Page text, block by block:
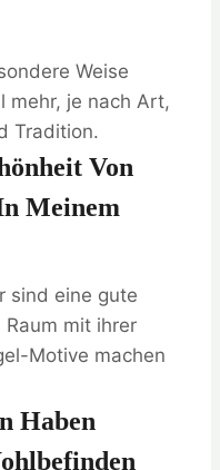
Weise
mehr, je nach Art,
Tradition.
Von
Meinem
sind eine gute
mit ihrer
Motive machen
Haben